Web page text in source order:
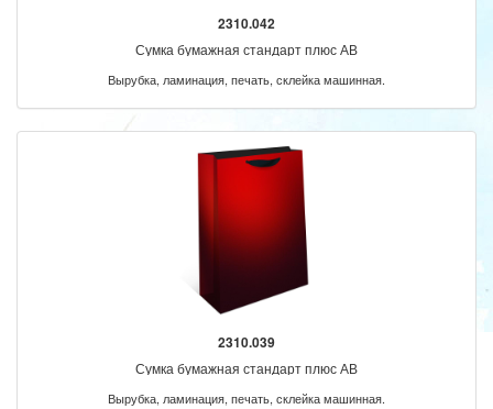
2310.042
Сумка бумажная стандарт плюс АВ
Вырубка, ламинация, печать, склейка машинная.
2310.039
Сумка бумажная стандарт плюс АВ
Вырубка, ламинация, печать, склейка машинная.